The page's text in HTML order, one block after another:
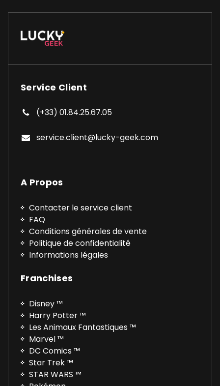
Service Client
(+33) 01.84.25.67.05
service.client@lucky-geek.com
A Propos
Contacter le service client
FAQ
Conditions générales de vente
Politique de confidentialité
Informations légales
Franchises
Disney ™
Harry Potter ™
Les Animaux Fantastiques ™
Marvel ™
DC Comics ™
Star Trek ™
STAR WARS ™